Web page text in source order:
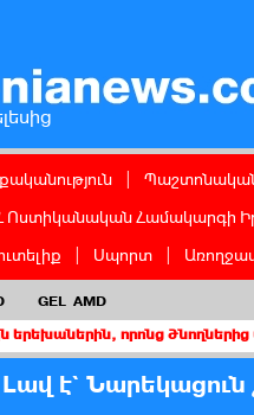
Ոստիկանական Համակարգի
Սպորտ
GEL AMD
որոնց ծնողներից
Լավ է`